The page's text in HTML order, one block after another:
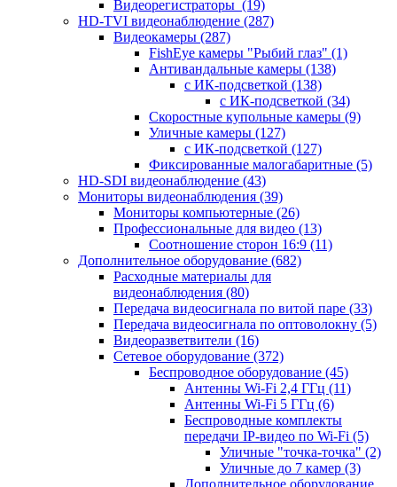
Видеорегистраторы (19)
HD-TVI видеонаблюдение (287)
Видеокамеры (287)
FishEye камеры "Рыбий глаз" (1)
Антивандальные камеры (138)
с ИК-подсветкой (138)
с ИК-подсветкой (34)
Скоростные купольные камеры (9)
Уличные камеры (127)
с ИК-подсветкой (127)
Фиксированные малогабаритные (5)
HD-SDI видеонаблюдение (43)
Мониторы видеонаблюдения (39)
Мониторы компьютерные (26)
Профессиональные для видео (13)
Соотношение сторон 16:9 (11)
Дополнительное оборудование (682)
Расходные материалы для
видеонаблюдения (80)
Передача видеосигнала по витой паре (33)
Передача видеосигнала по оптоволокну (5)
Видеоразветвители (16)
Сетевое оборудование (372)
Беспроводное оборудование (45)
Антенны Wi-Fi 2,4 ГГц (11)
Антенны Wi-Fi 5 ГГц (6)
Беспроводные комплекты
передачи IP-видео по Wi-Fi (5)
Уличные "точка-точка" (2)
Уличные до 7 камер (3)
Дополнительное оборудование